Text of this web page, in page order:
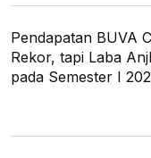
Pendapatan BUVA
Rekor, tapi Laba
pada Semester I